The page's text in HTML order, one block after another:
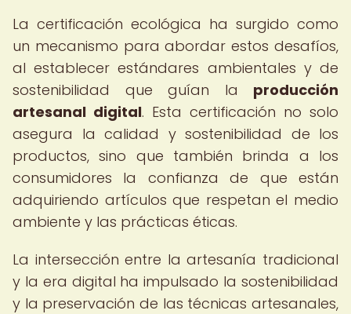
La certificación ecológica ha surgido como
un mecanismo para abordar estos desafíos,
al establecer estándares ambientales y de
sostenibilidad que guían la producción
artesanal digital. Esta certificación no solo
asegura la calidad y sostenibilidad de los
productos, sino que también brinda a los
consumidores la confianza de que están
adquiriendo artículos que respetan el medio
ambiente y las prácticas éticas.
La intersección entre la artesanía tradicional
y la era digital ha impulsado la sostenibilidad
y la preservación de las técnicas artesanales,